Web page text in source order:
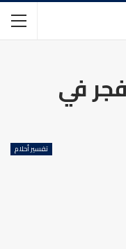
في
تفسير أحلام